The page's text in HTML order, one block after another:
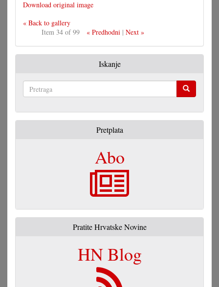
Download original image
« Back to gallery
Item 34 of 99
« Predhodni| Next »
Iskanje
Pretplata
Abo
Pratite Hrvatske Novine
HN Blog